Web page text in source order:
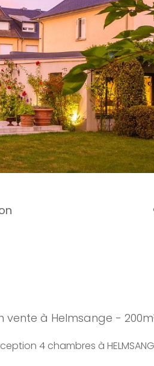
vente à Helmsange -
4 chambres à